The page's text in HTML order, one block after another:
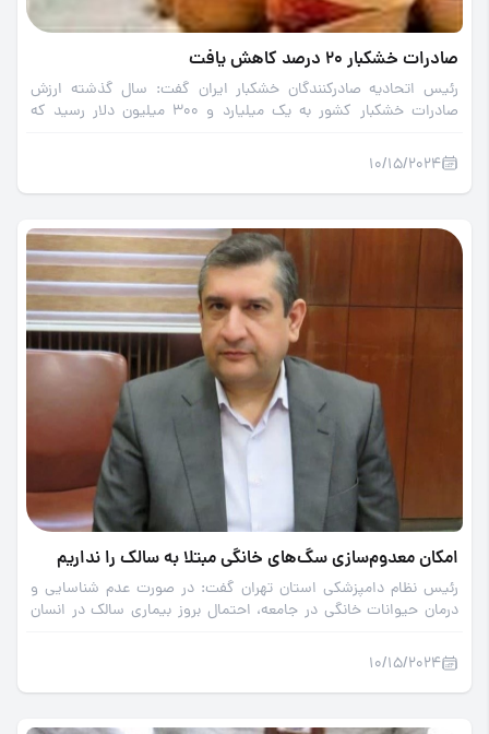
صادرات خشکبار 20 درصد کاهش یافت
رئیس اتحادیه صادرکنندگان خشکبار ایران گفت: سال گذشته ارزش
صادرات خشکبار کشور به یک میلیارد و 300 میلیون دلار رسید که
10/15/2024
امکان معدوم‌سازی سگ‌های خانگی مبتلا به سالک را نداریم
رئیس نظام دامپزشکی استان تهران گفت: در صورت عدم شناسایی و
درمان حیوانات خانگی در جامعه، احتمال بروز بیماری سالک در انسان
10/15/2024